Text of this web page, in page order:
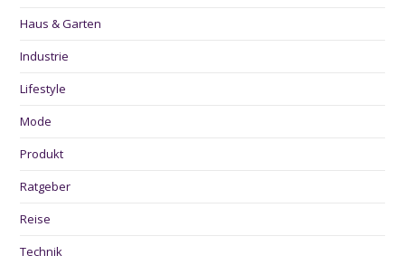
Haus & Garten
Industrie
Lifestyle
Mode
Produkt
Ratgeber
Reise
Technik